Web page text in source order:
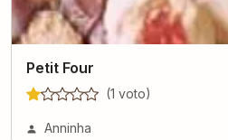
Petit Four
(1 voto)
Anninha